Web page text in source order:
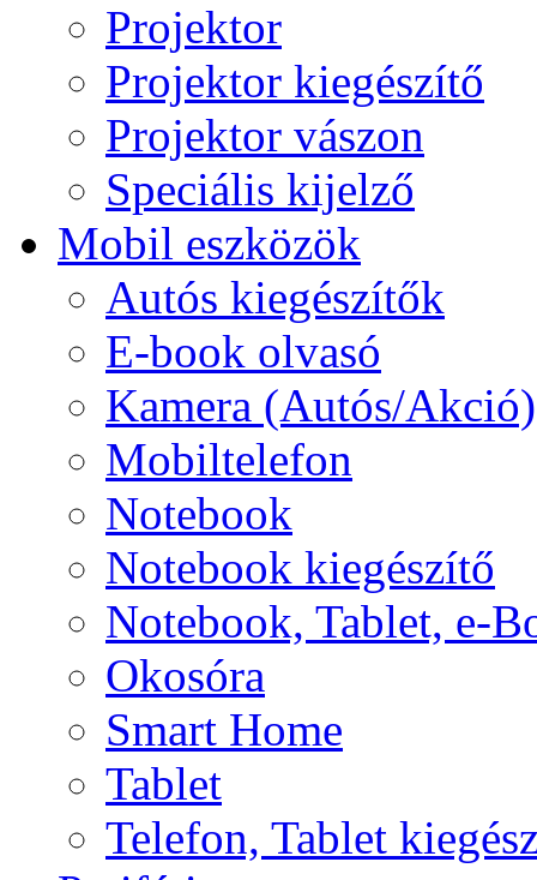
Projektor
Projektor kiegészítő
Projektor vászon
Speciális kijelző
Mobil eszközök
Autós kiegészítők
E-book olvasó
Kamera (Autós/Akció)
Mobiltelefon
Notebook
Notebook kiegészítő
Notebook, Tablet, e-
Okosóra
Smart Home
Tablet
Telefon, Tablet